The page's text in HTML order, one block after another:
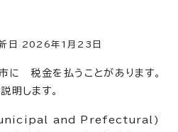
日 2026年1月23日
に 税金を払うことがあります。
します。
and Prefectural)